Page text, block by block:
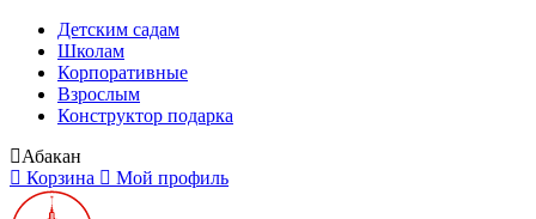
Детским садам
Школам
Корпоративные
Взрослым
Конструктор подарка
Абакан
Корзина
Мой профиль